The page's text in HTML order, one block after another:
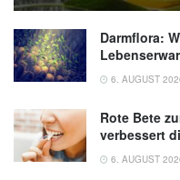
Darmflora:
6. AUGUST
Rote Bete
verbessert
6. AUGUST